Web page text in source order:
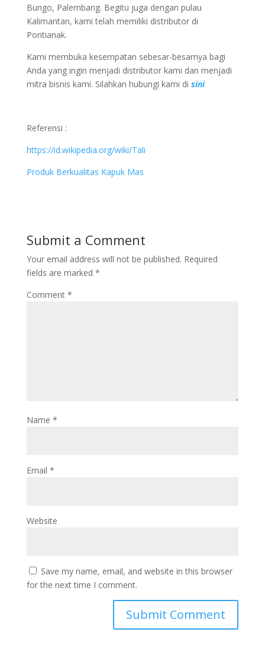
Bungo, Palembang. Begitu juga dengan pulau
Kalimantan, kami telah memiliki distributor di
Pontianak.
Kami membuka kesempatan sebesar-besarnya bagi
Anda yang ingin menjadi distributor kami dan menjadi
mitra bisnis kami. Silahkan hubungi kami di sini
Referensi :
https://id.wikipedia.org/wiki/Tali
Produk Berkualitas Kapuk Mas
Submit a Comment
Your email address will not be published. Required
fields are marked *
Comment *
Name *
Email *
Website
Save my name, email, and website in this browser
for the next time I comment.